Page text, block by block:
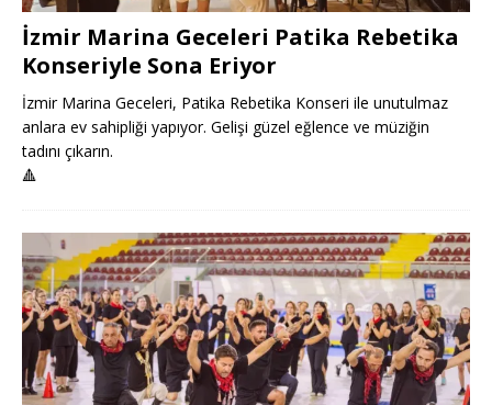
İzmir Marina Geceleri Patika Rebetika
Konseriyle Sona Eriyor
İzmir Marina Geceleri, Patika Rebetika Konseri ile unutulmaz
anlara ev sahipliği yapıyor. Gelişi güzel eğlence ve müziğin
tadını çıkarın.
🔺